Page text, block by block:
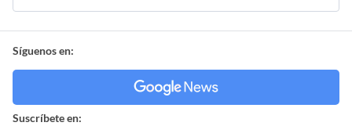
Síguenos en:
Suscríbete en: